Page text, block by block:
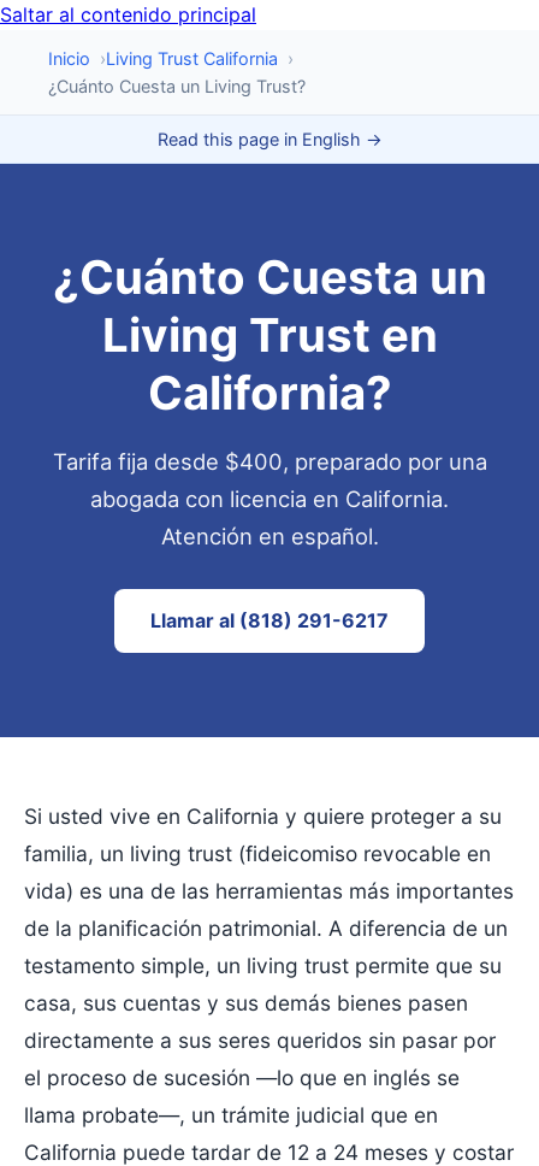
Saltar al contenido principal
Inicio ›Living Trust California ›
¿Cuánto Cuesta un Living Trust?
Read this page in English →
¿Cuánto Cuesta un
Living Trust en
California?
Tarifa fija desde $400, preparado por una
abogada con licencia en California.
Atención en español.
Llamar al (818) 291-6217
Si usted vive en California y quiere proteger a su
familia, un living trust (fideicomiso revocable en
vida) es una de las herramientas más importantes
de la planificación patrimonial. A diferencia de un
testamento simple, un living trust permite que su
casa, sus cuentas y sus demás bienes pasen
directamente a sus seres queridos sin pasar por
el proceso de sucesión —lo que en inglés se
llama probate—, un trámite judicial que en
California puede tardar de 12 a 24 meses y costar